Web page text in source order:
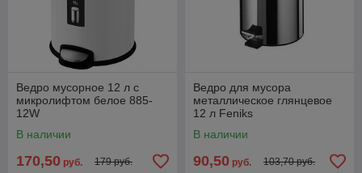
Ведро мусорное 12 л с
микролифтом белое 885-
12W
В наличии
170,50 руб. 179 руб.
Ведро для мусора
металлическое глянцевое
12 л Feniks
В наличии
90,50 руб. 103,70 руб.